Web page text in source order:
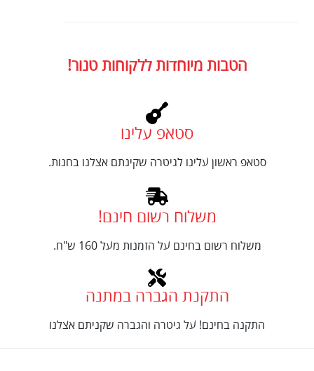
הטבות מיוחדות ללקוחות טנור!
סטאפ עלינו
סטאפ ראשון עלינו לגיטרה שקינתם אצלנו בחנות.
משלוח רשום חינם!
משלוח רשום בחינם על הזמנות מעל 160 ש"ח.
התקנת הגברה במתנה
התקנה בחינם! על גיטרה והגברה שקניתם אצלנו